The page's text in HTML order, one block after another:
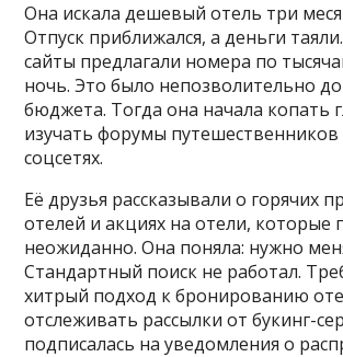
Она искала дешевый отель три
Отпуск приближался, а деньги
сайты предлагали номера по
ночь. Это было непозволительно
бюджета. Тогда она начала копать
изучать форумы путешественников
соцсетях.
Её друзья рассказывали о горячих
отелей и акциях на отели, которые
неожиданно. Она поняла: нужно
Стандартный поиск не работал.
хитрый подход к бронированию
отслеживать рассылки от букинг-
подписалась на уведомления о